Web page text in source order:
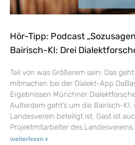
Hör-Tipp: Podcast
Bairisch-KI: Drei
Teil von was Größerem sein: Das
mitmachen bei der Dialekt-App
Ergebnissen Münchner
Außerdem geht’s um die Bairisch-
Landesverein beteiligt ist. Gast ist
Projektmitarbeiter des Landesvereins.
weiterlesen »